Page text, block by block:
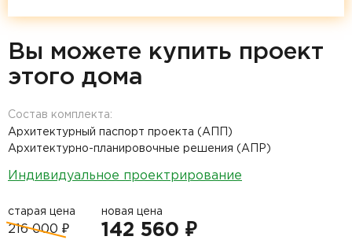
Вы можете купить проект
этого дома
Состав комплекта:
Архитектурный паспорт проекта (АПП)
Архитектурно-планировочные решения (АПР)
Индивидуальное проектрирование
старая цена
216 000 ₽
новая цена
142 560 ₽